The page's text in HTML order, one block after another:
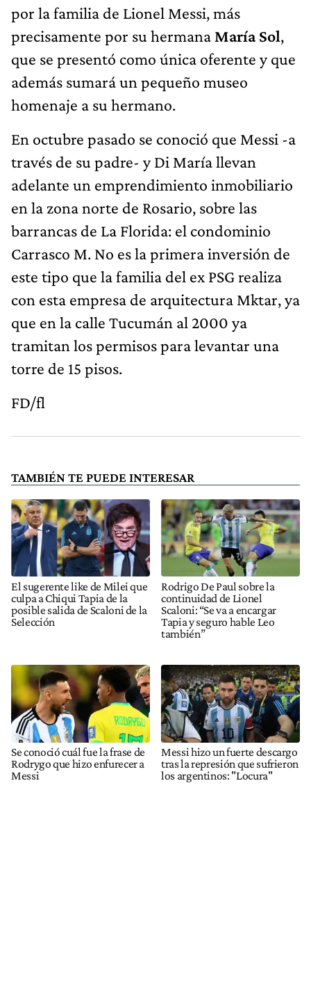
por la familia de Lionel Messi, más
precisamente por su hermana María Sol,
que se presentó como única oferente y que
además sumará un pequeño museo
homenaje a su hermano.
En octubre pasado se conoció que Messi -a
través de su padre- y Di María llevan
adelante un emprendimiento inmobiliario
en la zona norte de Rosario, sobre las
barrancas de La Florida: el condominio
Carrasco M. No es la primera inversión de
este tipo que la familia del ex PSG realiza
con esta empresa de arquitectura Mktar, ya
que en la calle Tucumán al 2000 ya
tramitan los permisos para levantar una
torre de 15 pisos.
FD/fl
TAMBIÉN TE PUEDE INTERESAR
El sugerente like de Milei que
culpa a Chiqui Tapia de la
posible salida de Scaloni de la
Selección
Rodrigo De Paul sobre la
continuidad de Lionel
Scaloni: “Se va a encargar
Tapia y seguro hable Leo
también”
Se conoció cuál fue la frase de
Rodrygo que hizo enfurecer a
Messi
Messi hizo un fuerte descargo
tras la represión que sufrieron
los argentinos: "Locura"